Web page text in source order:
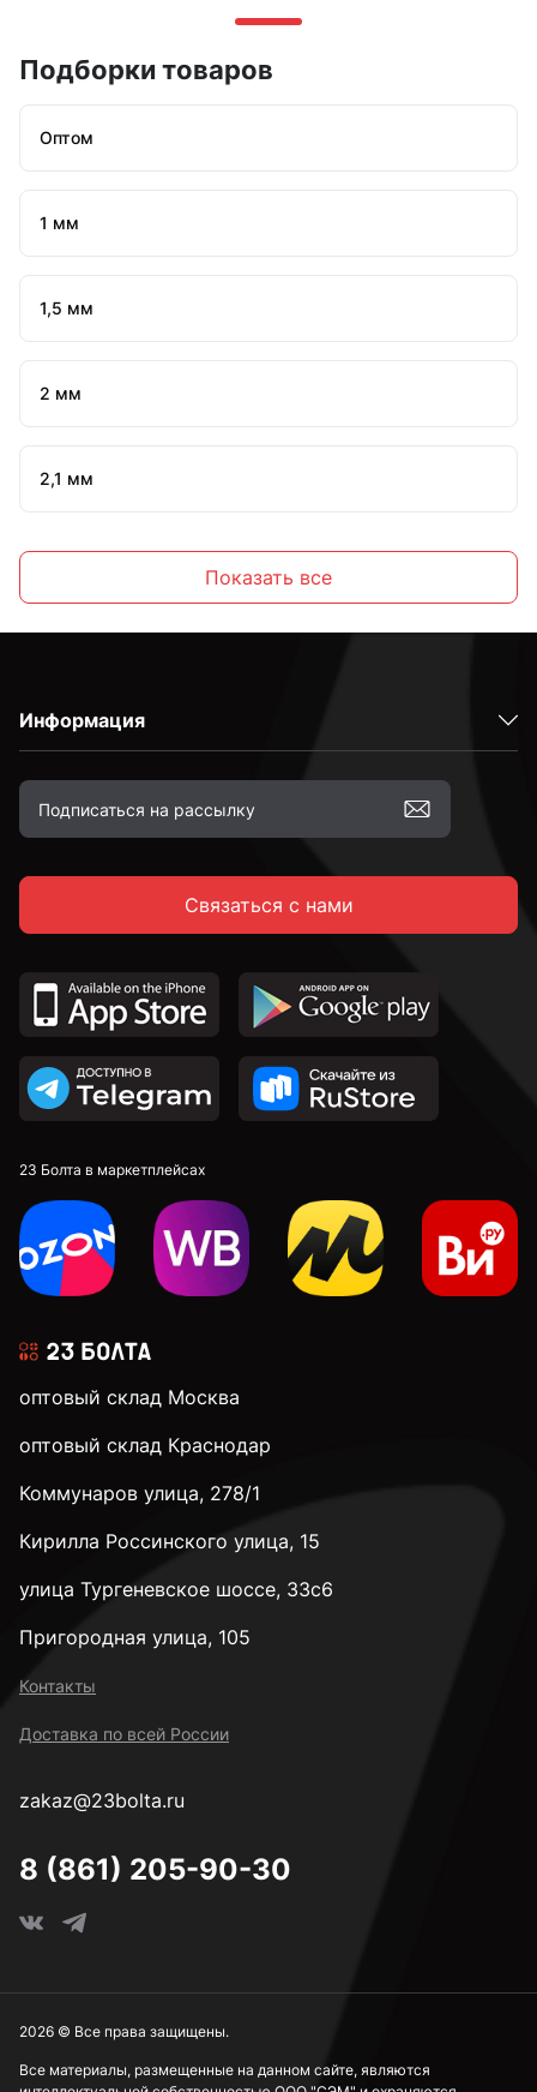
Подборки товаров
Оптом
1 мм
1,5 мм
2 мм
2,1 мм
2,4 мм
2,5 мм
2,7 мм
2,8 мм
2,9 мм
3 мм
3,3 мм
3,4 мм
3,8 мм
Показать все
Информация
Связаться с нами
23 Болта в маркетплейсах
оптовый склад Москва
оптовый склад Краснодар
Коммунаров улица, 278/1
Кирилла Россинского улица, 15
улица Тургеневское шоссе, 33с6
Пригородная улица, 105
Контакты
Доставка по всей России
zakaz@23bolta.ru
8 (861) 205-90-30
Все материалы, размещенные на данном сайте, являются
2026 © Все права защищены.